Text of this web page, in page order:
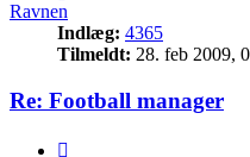
Ravnen
Indlæg: 4365
Tilmeldt: 28. feb 2009,
Re: Football manager